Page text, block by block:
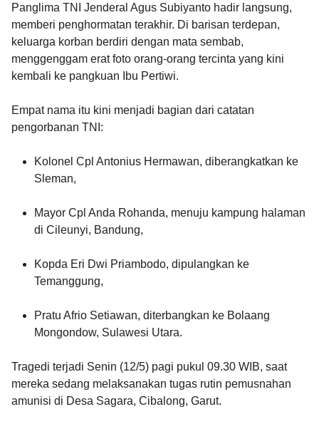
Panglima TNI Jenderal Agus Subiyanto hadir langsung,
memberi penghormatan terakhir. Di barisan terdepan,
keluarga korban berdiri dengan mata sembab,
menggenggam erat foto orang-orang tercinta yang kini
kembali ke pangkuan Ibu Pertiwi.
Empat nama itu kini menjadi bagian dari catatan
pengorbanan TNI:
Kolonel Cpl Antonius Hermawan, diberangkatkan ke
Sleman,
Mayor Cpl Anda Rohanda, menuju kampung halaman
di Cileunyi, Bandung,
Kopda Eri Dwi Priambodo, dipulangkan ke
Temanggung,
Pratu Afrio Setiawan, diterbangkan ke Bolaang
Mongondow, Sulawesi Utara.
Tragedi terjadi Senin (12/5) pagi pukul 09.30 WIB, saat
mereka sedang melaksanakan tugas rutin pemusnahan
amunisi di Desa Sagara, Cibalong, Garut.